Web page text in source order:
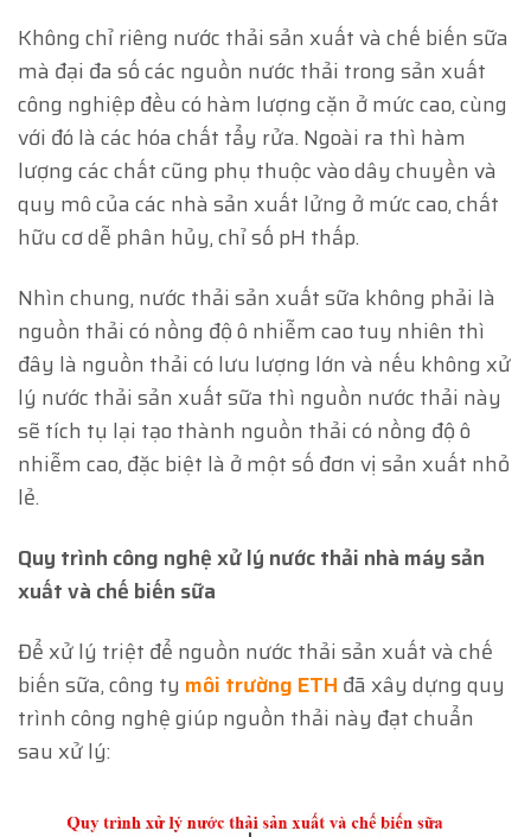
Không chỉ riêng nước thải sản xuất và chế biến sữa
mà đại đa số các nguồn nước thải trong sản xuất
công nghiệp đều có hàm lượng cặn ở mức cao, cùng
với đó là các hóa chất tẩy rửa. Ngoài ra thì hàm
lượng các chất cũng phụ thuộc vào dây chuyền và
quy mô của các nhà sản xuất lửng ở mức cao, chất
hữu cơ dễ phân hủy, chỉ số pH thấp.
Nhìn chung, nước thải sản xuất sữa không phải là
nguồn thải có nồng độ ô nhiễm cao tuy nhiên thì
đây là nguồn thải có lưu lượng lớn và nếu không xử
lý nước thải sản xuất sữa thì nguồn nước thải này
sẽ tích tụ lại tạo thành nguồn thải có nồng độ ô
nhiễm cao, đặc biệt là ở một số đơn vị sản xuất nhỏ
lẻ.
Quy trình công nghệ xử lý nước thải nhà máy sản
xuất và chế biến sữa
Để xử lý triệt để nguồn nước thải sản xuất và chế
biến sữa, công ty môi trường ETH đã xây dựng quy
trình công nghệ giúp nguồn thải này đạt chuẩn
sau xử lý: